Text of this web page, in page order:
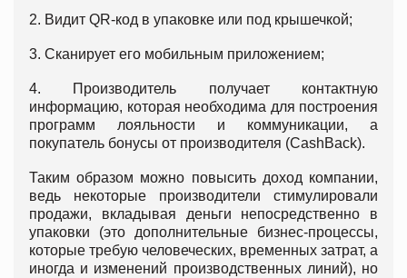
2. Видит QR-код в упаковке или под крышечкой;
3. Сканирует его мобильным приложением;
4. Производитель получает контактную
информацию, которая необходима для построения
программ лояльности и коммуникации, а
покупатель бонусы от производителя (CashBack).
Таким образом можно повысить доход компании,
ведь некоторые производители стимулировали
продажи, вкладывая деньги непосредственно в
упаковки (это дополнительные бизнес-процессы,
которые требую человеческих, временных затрат, а
иногда и изменений производственных линий), но